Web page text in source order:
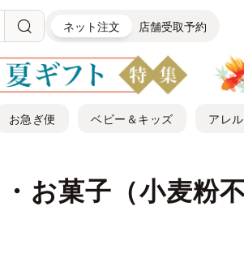
ネット注文 店舗受取予約
お急ぎ便 ベビー＆キッズ アレ
お菓子（小麦粉